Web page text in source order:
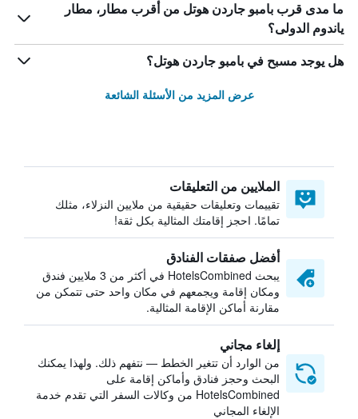
ما مدى قرب بامبو جاردن هوتل من أقرب مطار، مطار
ياندوم الدولى؟
هل يوجد مسبح في بامبو جاردن هوتل؟
عرض المزيد من الأسئلة الشائعة
الملايين من التعليقات
تقييمات وتعليقات حقيقية من ملايين النزلاء، مثلك
تمامًا. احجز إقامتك المثالية بكل ثقة!
أفضل صفقات الفنادق
يبحث HotelsCombined في أكثر من 3 ملايين فندق
ومكان إقامة ويجمعهم في مكان واحد حتى تتمكن من
مقارنة أماكن الإقامة المثالية.
إلغاء مجاني
من الوارد أن تتغير الخطط — نتفهم ذلك. ولهذا يمكنك
البحث وحجز فنادق وأماكن إقامة على
HotelsCombined من وكالات السفر التي تقدم خدمة
الإلغاء المجاني